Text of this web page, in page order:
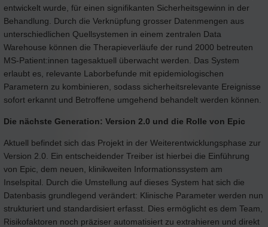
entwickelt wurde, für einen signifikanten Sicherheitsgewinn in der
Behandlung. Durch die Verknüpfung grosser Datenmengen aus
unterschiedlichen Quellsystemen in einem zentralen Data
Warehouse können die Therapieverläufe der rund 2000 betreuten
MS-Patient:innen tagesaktuell überwacht werden. Das System
erlaubt es, relevante Laborbefunde mit epidemiologischen
Parametern zu kombinieren, sodass sicherheitsrelevante Ereignisse
sofort erkannt und Betroffene umgehend behandelt werden können.
Die nächste Generation: Version 2.0 und die Rolle von Epic
Aktuell befindet sich das Projekt in der Weiterentwicklungsphase zur
Version 2.0. Ein entscheidender Treiber ist hierbei die Einführung
von Epic, dem neuen, klinikweiten Informationssystem am
Inselspital. Durch die Umstellung auf dieses System hat sich die
Datenbasis grundlegend verändert: Klinische Parameter werden nun
strukturiert und standardisiert erfasst. Dies ermöglicht es dem Team,
Risikofaktoren noch präziser automatisiert zu extrahieren und direkt